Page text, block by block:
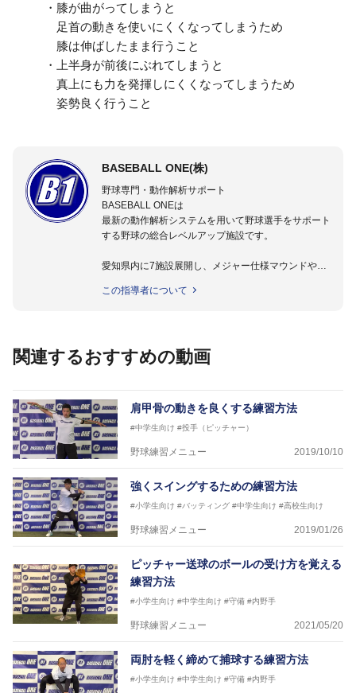
・膝が曲がってしまうと
足首の動きを使いにくくなってしまうため
膝は伸ばしたまま行うこと
・上半身が前後にぶれてしまうと
真上にも力を発揮しにくくなってしまうため
姿勢良く行うこと
BASEBALL ONE(株)
野球専門・動作解析サポート
BASEBALL ONEは
最新の動作解析システムを用いて野球選手をサポート
する野球の総合レベルアップ施設です。
愛知県内に7施設展開し、メジャー仕様マウンドやト
動作解析システムを用いて、小学生からプロ野球選手
この指導者について
関連するおすすめの動画
肩甲骨の動きを良くする練習方法
#中学生向け #投手（ピッチャー）
野球練習メニュー 2019/10/10
強くスイングするための練習方法
#小学生向け #バッティング #中学生向け #高校生向け
野球練習メニュー 2019/01/26
ピッチャー送球のボールの受け方を覚える
練習方法
#小学生向け #中学生向け #守備 #内野手
野球練習メニュー 2021/05/20
両肘を軽く締めて捕球する練習方法
#小学生向け #中学生向け #守備 #内野手